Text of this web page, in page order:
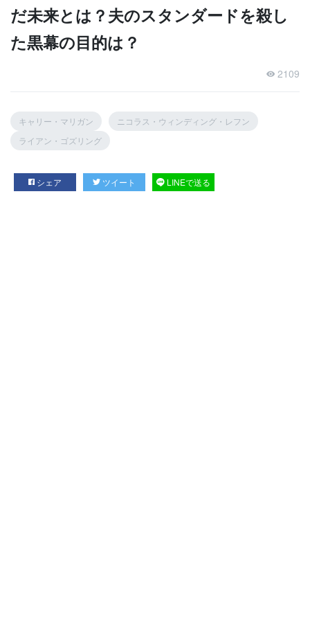
だ未来とは？夫のスタンダードを殺し
た黒幕の目的は？
2109
キャリー・マリガン
ニコラス・ウィンディング・レフン
ライアン・ゴズリング
シェア ツイート LINEで送る